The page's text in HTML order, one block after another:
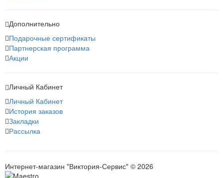
Дополнительно
Подарочные сертификаты
Партнерская программа
Акции
Личный Кабинет
Личный Кабинет
История заказов
Закладки
Рассылка
Интернет-магазин "Виктория-Сервис" © 2026